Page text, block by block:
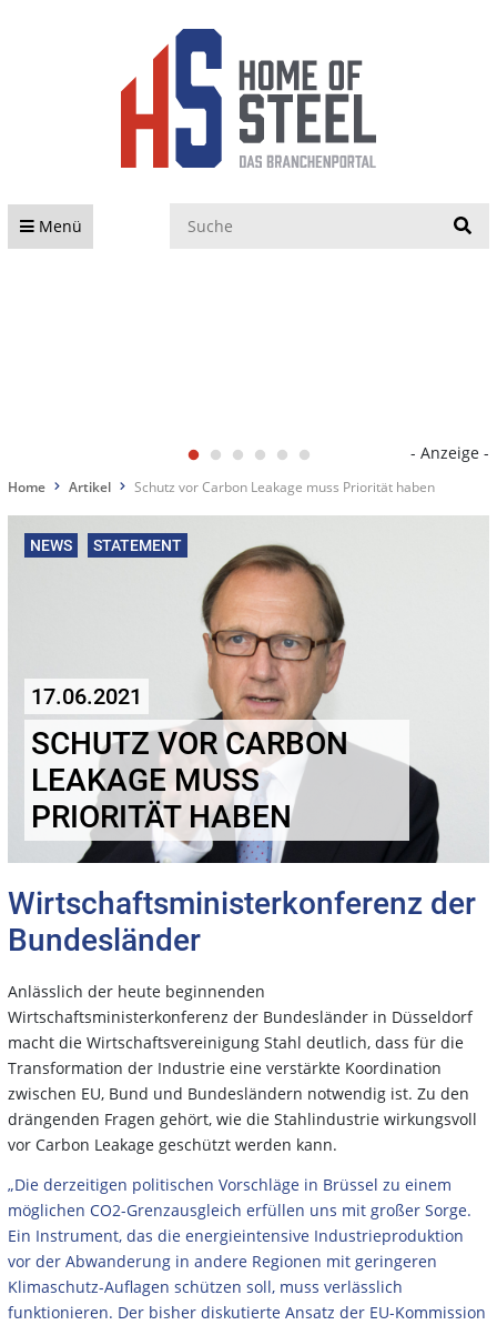
Menü
- Anzeige -
Home Artikel Schutz vor Carbon Leakage muss Priorität haben
NEWS STATEMENT
17.06.2021
SCHUTZ VOR CARBON
LEAKAGE MUSS
PRIORITÄT HABEN
Wirtschaftsministerkonferenz der
Bundesländer
Anlässlich der heute beginnenden
Wirtschaftsministerkonferenz der Bundesländer in Düsseldorf
macht die Wirtschaftsvereinigung Stahl deutlich, dass für die
Transformation der Industrie eine verstärkte Koordination
zwischen EU, Bund und Bundesländern notwendig ist. Zu den
drängenden Fragen gehört, wie die Stahlindustrie wirkungsvoll
vor Carbon Leakage geschützt werden kann.
„Die derzeitigen politischen Vorschläge in Brüssel zu einem
möglichen CO2-Grenzausgleich erfüllen uns mit großer Sorge.
Ein Instrument, das die energieintensive Industrieproduktion
vor der Abwanderung in andere Regionen mit geringeren
Klimaschutz-Auflagen schützen soll, muss verlässlich
funktionieren. Der bisher diskutierte Ansatz der EU-Kommission